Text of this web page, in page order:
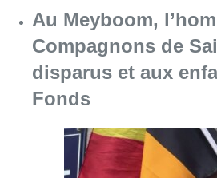
Au Meyboom,
Compagnons de
disparus et aux
Fonds